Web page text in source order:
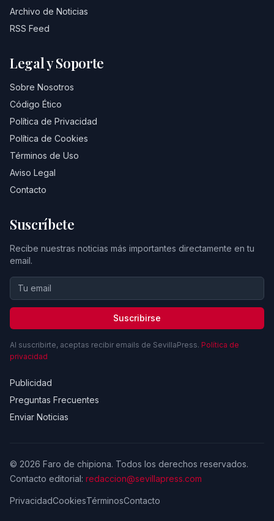
Archivo de Noticias
RSS Feed
Legal y Soporte
Sobre Nosotros
Código Ético
Política de Privacidad
Política de Cookies
Términos de Uso
Aviso Legal
Contacto
Suscríbete
Recibe nuestras noticias más importantes directamente en tu
email.
Suscribirse
Al suscribirte, aceptas recibir emails de SevillaPress. Política de
privacidad
Publicidad
Preguntas Frecuentes
Enviar Noticias
© 2026 Faro de chipiona. Todos los derechos reservados.
Contacto editorial: redaccion@sevillapress.com
PrivacidadCookiesTérminosContacto